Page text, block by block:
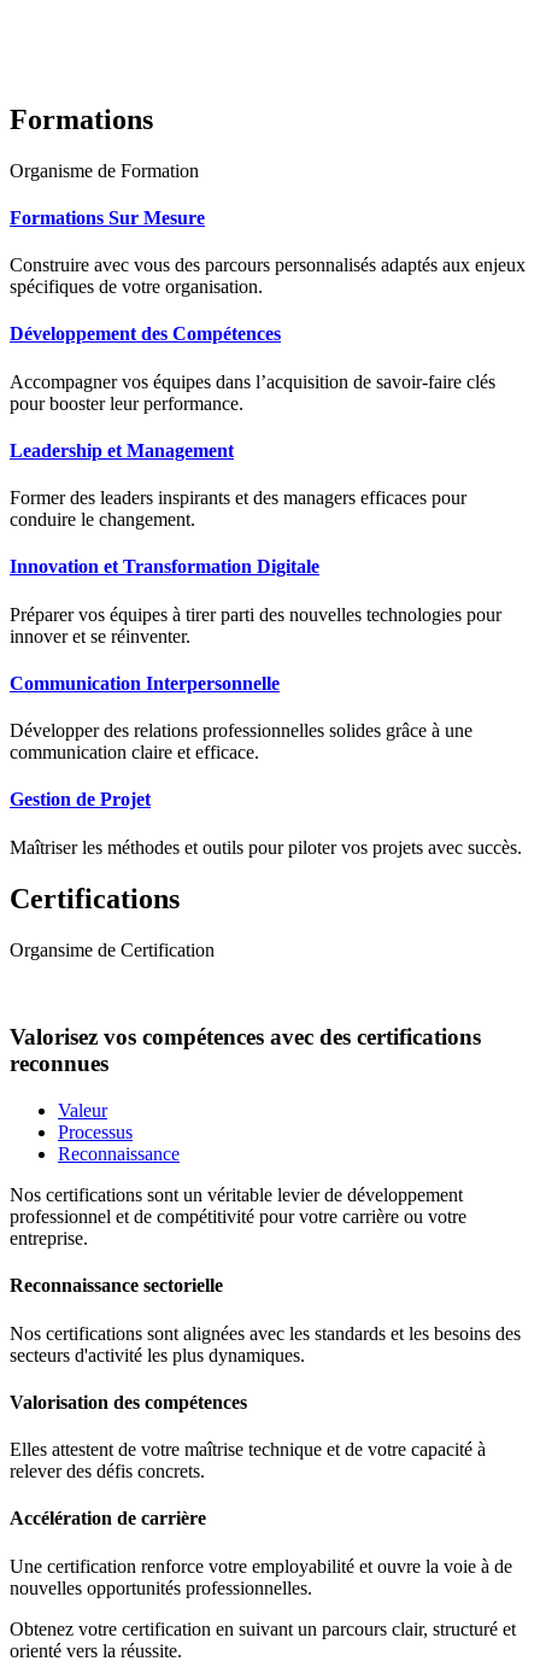
Formations
Organisme de Formation
Formations Sur Mesure
Construire avec vous des parcours personnalisés adaptés aux enjeux
spécifiques de votre organisation.
Développement des Compétences
Accompagner vos équipes dans l’acquisition de savoir-faire clés
pour booster leur performance.
Leadership et Management
Former des leaders inspirants et des managers efficaces pour
conduire le changement.
Innovation et Transformation Digitale
Préparer vos équipes à tirer parti des nouvelles technologies pour
innover et se réinventer.
Communication Interpersonnelle
Développer des relations professionnelles solides grâce à une
communication claire et efficace.
Gestion de Projet
Maîtriser les méthodes et outils pour piloter vos projets avec succès.
Certifications
Organsime de Certification
Valorisez vos compétences avec des certifications
reconnues
Valeur
Processus
Reconnaissance
Nos certifications sont un véritable levier de développement
professionnel et de compétitivité pour votre carrière ou votre
entreprise.
Reconnaissance sectorielle
Nos certifications sont alignées avec les standards et les besoins des
secteurs d'activité les plus dynamiques.
Valorisation des compétences
Elles attestent de votre maîtrise technique et de votre capacité à
relever des défis concrets.
Accélération de carrière
Une certification renforce votre employabilité et ouvre la voie à de
nouvelles opportunités professionnelles.
Obtenez votre certification en suivant un parcours clair, structuré et
orienté vers la réussite.